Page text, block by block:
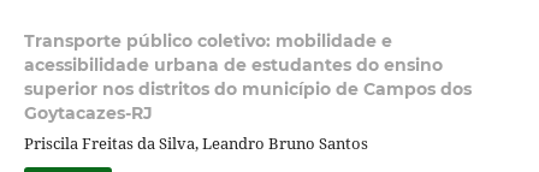
Transporte público coletivo: mobilidade e
acessibilidade urbana de estudantes do ensino
superior nos distritos do município de Campos dos
Goytacazes-RJ
Priscila Freitas da Silva, Leandro Bruno Santos